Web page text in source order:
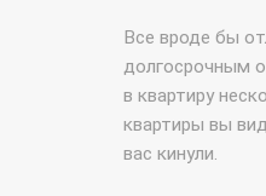
Все вроде бы
долгосрочным
в квартиру
квартиры вы
вас кинули.